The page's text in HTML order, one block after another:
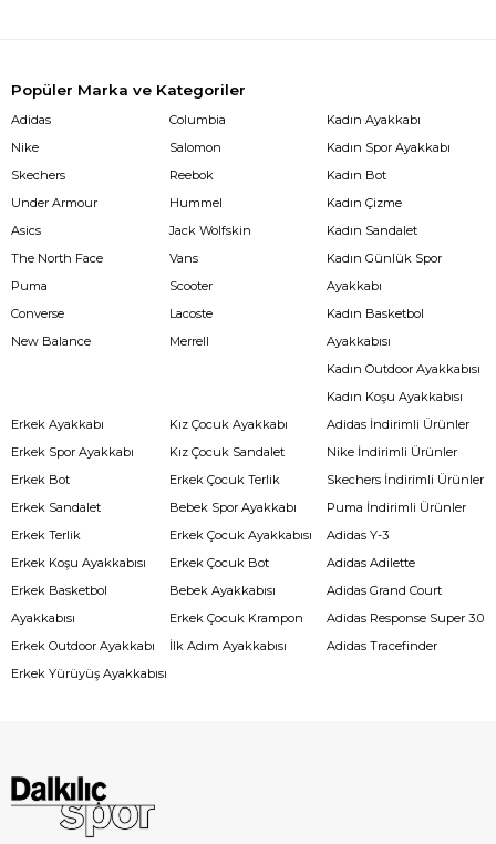
Popüler Marka ve Kategoriler
Adidas
Nike
Skechers
Under Armour
Asics
The North Face
Puma
Converse
New Balance
Columbia
Salomon
Reebok
Hummel
Jack Wolfskin
Vans
Scooter
Lacoste
Merrell
Kadın Ayakkabı
Kadın Spor Ayakkabı
Kadın Bot
Kadın Çizme
Kadın Sandalet
Kadın Günlük Spor
Ayakkabı
Kadın Basketbol
Ayakkabısı
Kadın Outdoor Ayakkabısı
Kadın Koşu Ayakkabısı
Erkek Ayakkabı
Erkek Spor Ayakkabı
Erkek Bot
Erkek Sandalet
Erkek Terlik
Erkek Koşu Ayakkabısı
Erkek Basketbol
Ayakkabısı
Erkek Outdoor Ayakkabı
Erkek Yürüyüş Ayakkabısı
Kız Çocuk Ayakkabı
Kız Çocuk Sandalet
Erkek Çocuk Terlik
Bebek Spor Ayakkabı
Erkek Çocuk Ayakkabısı
Erkek Çocuk Bot
Bebek Ayakkabısı
Erkek Çocuk Krampon
İlk Adım Ayakkabısı
Adidas İndirimli Ürünler
Nike İndirimli Ürünler
Skechers İndirimli Ürünler
Puma İndirimli Ürünler
Adidas Y-3
Adidas Adilette
Adidas Grand Court
Adidas Response Super 3.0
Adidas Tracefinder